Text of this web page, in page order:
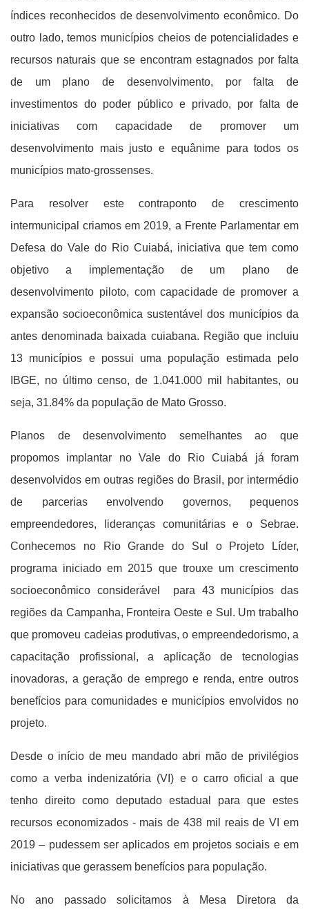
índices reconhecidos de desenvolvimento econômico. Do
outro lado, temos municípios cheios de potencialidades e
recursos naturais que se encontram estagnados por falta
de um plano de desenvolvimento, por falta de
investimentos do poder público e privado, por falta de
iniciativas com capacidade de promover um
desenvolvimento mais justo e equânime para todos os
municípios mato-grossenses.
Para resolver este contraponto de crescimento
intermunicipal criamos em 2019, a Frente Parlamentar em
Defesa do Vale do Rio Cuiabá, iniciativa que tem como
objetivo a implementação de um plano de
desenvolvimento piloto, com capacidade de promover a
expansão socioeconômica sustentável dos municípios da
antes denominada baixada cuiabana. Região que incluiu
13 municípios e possui uma população estimada pelo
IBGE, no último censo, de 1.041.000 mil habitantes, ou
seja, 31.84% da população de Mato Grosso.
Planos de desenvolvimento semelhantes ao que
propomos implantar no Vale do Rio Cuiabá já foram
desenvolvidos em outras regiões do Brasil, por intermédio
de parcerias envolvendo governos, pequenos
empreendedores, lideranças comunitárias e o Sebrae.
Conhecemos no Rio Grande do Sul o Projeto Líder,
programa iniciado em 2015 que trouxe um crescimento
socioeconômico considerável para 43 municípios das
regiões da Campanha, Fronteira Oeste e Sul. Um trabalho
que promoveu cadeias produtivas, o empreendedorismo, a
capacitação profissional, a aplicação de tecnologias
inovadoras, a geração de emprego e renda, entre outros
benefícios para comunidades e municípios envolvidos no
projeto.
Desde o início de meu mandado abri mão de privilégios
como a verba indenizatória (VI) e o carro oficial a que
tenho direito como deputado estadual para que estes
recursos economizados - mais de 438 mil reais de VI em
2019 – pudessem ser aplicados em projetos sociais e em
iniciativas que gerassem benefícios para população.
No ano passado solicitamos à Mesa Diretora da